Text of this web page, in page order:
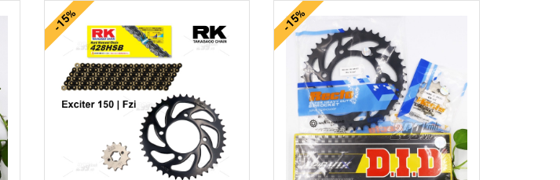
-15% -15%